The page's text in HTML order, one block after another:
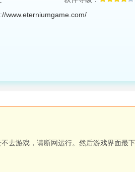
www.eterniumgame.com/
去游戏，请断网运行。然后游戏界面最